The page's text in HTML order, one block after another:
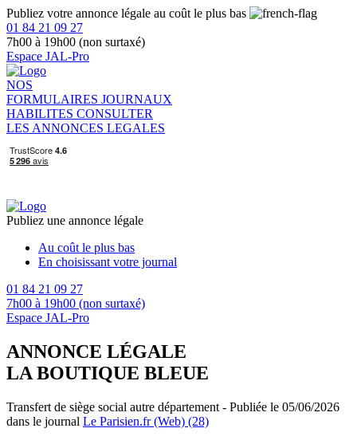
Publiez votre annonce légale au coût le plus bas
01 84 21 09 27
7h00 à 19h00 (non surtaxé)
Espace JAL-Pro
NOS
FORMULAIRES JOURNAUX
HABILITES CONSULTER
LES ANNONCES LEGALES
Publiez une annonce légale
Au coût le plus bas
En choisissant votre journal
01 84 21 09 27
7h00 à 19h00 (non surtaxé)
Espace JAL-Pro
ANNONCE LÉGALE
LA BOUTIQUE BLEUE
Transfert de siège social autre département - Publiée le 05/06/2026
dans le journal Le Parisien.fr (Web) (28)